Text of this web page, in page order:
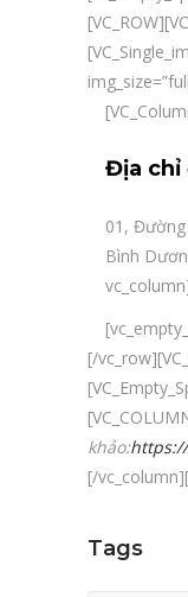
Địa chỉ
01,
Bình
[/
khảo:
[/
Tags